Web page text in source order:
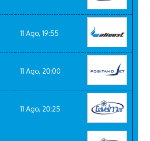
11 Ago, 19:55
11 Ago, 20:00
11 Ago, 20:25